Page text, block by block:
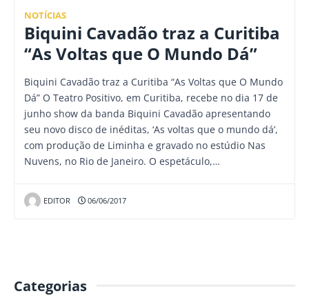
NOTÍCIAS
Biquini Cavadão traz a Curitiba
“As Voltas que O Mundo Dá”
Biquini Cavadão traz a Curitiba “As Voltas que O Mundo
Dá” O Teatro Positivo, em Curitiba, recebe no dia 17 de
junho show da banda Biquini Cavadão apresentando
seu novo disco de inéditas, ‘As voltas que o mundo dá’,
com produção de Liminha e gravado no estúdio Nas
Nuvens, no Rio de Janeiro. O espetáculo,…
EDITOR 06/06/2017
Categorias